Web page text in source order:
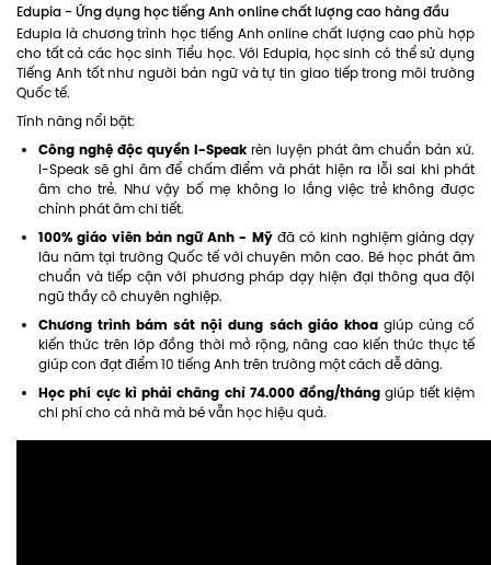
Edupia - Ứng dụng học tiếng Anh online chất lượng cao hàng đầu
Edupia là chương trình học tiếng Anh online chất lượng cao phù hợp
cho tất cả các học sinh Tiểu học. Với Edupia, học sinh có thể sử dụng
Tiếng Anh tốt như người bản ngữ và tự tin giao tiếp trong môi trường
Quốc tế.
Tính năng nổi bật:
Công nghệ độc quyền I-Speak rèn luyện phát âm chuẩn bản xứ.
I-Speak sẽ ghi âm để chấm điểm và phát hiện ra lỗi sai khi phát
âm cho trẻ. Như vậy bố mẹ không lo lắng việc trẻ không được
chỉnh phát âm chi tiết.
100% giáo viên bản ngữ Anh - Mỹđã có kinh nghiệm giảng dạy
lâu năm tại trường Quốc tế với chuyên môn cao. Bé học phát âm
chuẩn và tiếp cận với phương pháp dạy hiện đại thông qua đội
ngũ thầy cô chuyên nghiệp.
Chương trình bám sát nội dung sách giáo khoagiúp củng cố
kiến thức trên lớp đồng thời mở rộng, nâng cao kiến thức thực tế
giúp con đạt điểm 10 tiếng Anh trên trường một cách dễ dàng.
Học phí cực kì phải chăng chỉ 74.000 đồng/tháng giúp tiết kiệm
chi phí cho cả nhà mà bé vẫn học hiệu quả.